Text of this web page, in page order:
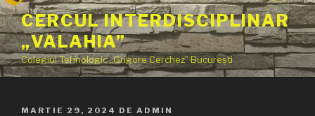
Sari
la
conținut
CERCUL INTERDISCIPLINAR
„VALAHIA”
Colegiul Tehnologic „Grigore Cerchez” București
PUBLICAT
MARTIE 29, 2024 DE ADMIN